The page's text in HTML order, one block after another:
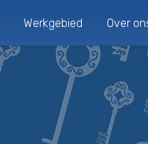
Werkgebied Over